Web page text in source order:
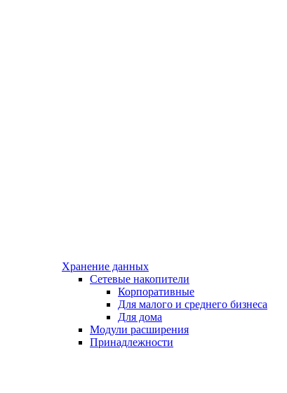
Хранение данных
Сетевые накопители
Корпоративные
Для малого и среднего бизнеса
Для дома
Модули расширения
Принадлежности